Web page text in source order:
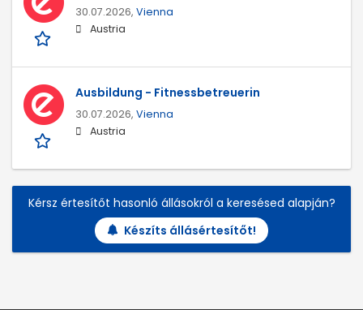
30.07.2026, Vienna
Austria
Ausbildung - Fitnessbetreuerin
30.07.2026, Vienna
Austria
Kérsz értesítőt hasonló állásokról a keresésed alapján?
Készíts állásértesítőt!